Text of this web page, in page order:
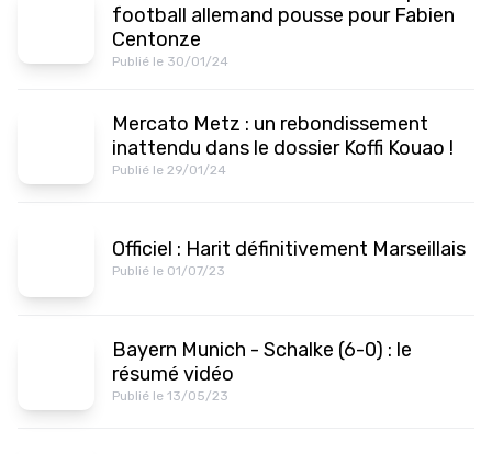
football allemand pousse pour Fabien
Centonze
Publié le 30/01/24
Mercato Metz : un rebondissement
inattendu dans le dossier Koffi Kouao !
Publié le 29/01/24
Officiel : Harit définitivement Marseillais
Publié le 01/07/23
Bayern Munich - Schalke (6-0) : le
résumé vidéo
Publié le 13/05/23